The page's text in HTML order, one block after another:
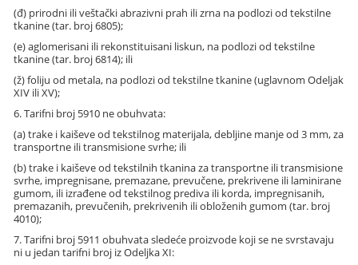
(đ) prirodni ili veštački abrazivni prah ili zrna na podlozi od tekstilne
tkanine (tar. broj 6805);
(e) aglomerisani ili rekonstituisani liskun, na podlozi od tekstilne
tkanine (tar. broj 6814); ili
(ž) foliju od metala, na podlozi od tekstilne tkanine (uglavnom Odeljak
XIV ili XV);
6. Tarifni broj 5910 ne obuhvata:
(a) trake i kaiševe od tekstilnog materijala, debljine manje od 3 mm, za
transportne ili transmisione svrhe; ili
(b) trake i kaiševe od tekstilnih tkanina za transportne ili transmisione
svrhe, impregnisane, premazane, prevučene, prekrivene ili laminirane
gumom, ili izrađene od tekstilnog prediva ili korda, impregnisanih,
premazanih, prevučenih, prekrivenih ili obloženih gumom (tar. broj
4010);
7. Tarifni broj 5911 obuhvata sledeće proizvode koji se ne svrstavaju
ni u jedan tarifni broj iz Odeljka XI: